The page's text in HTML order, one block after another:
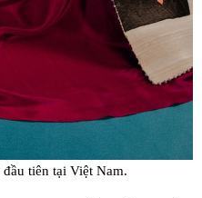
tiên tại Việt Nam.